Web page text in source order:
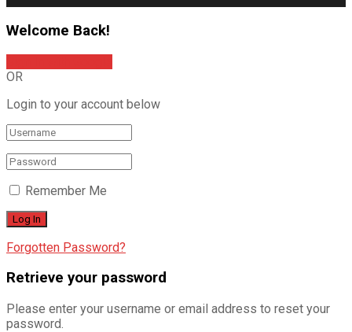
Welcome Back!
OR
Login to your account below
Remember Me
Forgotten Password?
Retrieve your password
Please enter your username or email address to reset your
password.